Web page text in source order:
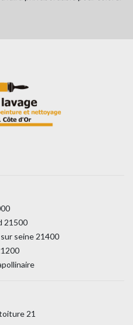
21500
seine 21400
21